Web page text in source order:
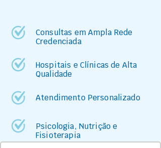
Consultas em Ampla Rede
Credenciada
Hospitais e Clínicas de Alta
Qualidade
Atendimento Personalizado
Psicologia, Nutrição e
Fisioterapia